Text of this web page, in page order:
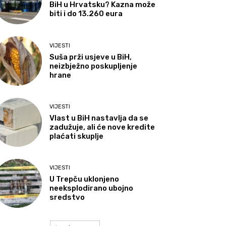
BiH u Hrvatsku? Kazna može
biti i do 13.260 eura
VIJESTI
Suša prži usjeve u BiH,
neizbježno poskupljenje
hrane
VIJESTI
Vlast u BiH nastavlja da se
zadužuje, ali će nove kredite
plaćati skuplje
VIJESTI
U Trepču uklonjeno
neeksplodirano ubojno
sredstvo